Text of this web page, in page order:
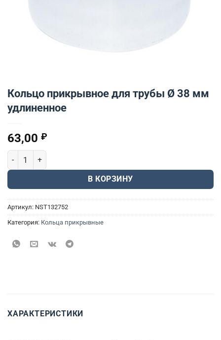
Кольцо прикрывное для трубы Ø 38 мм
удлиненное
63,00 ₽
Количество товара Кольцо прикрывное для трубы Ø 38 мм
В КОРЗИНУ
Артикул: NST132752
Категория: Кольца прикрывные
ХАРАКТЕРИСТИКИ